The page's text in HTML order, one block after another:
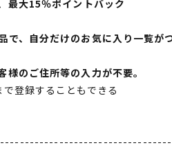
最大15％ポイントバック
で、自分だけのお気に入り一覧が
のご住所等の入力が不要。
登録することもできる